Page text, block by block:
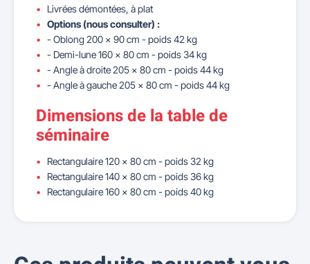
Livrées démontées, à plat
Options (nous consulter) :
- Oblong 200 x 90 cm - poids 42 kg
- Demi-lune 160 x 80 cm - poids 34 kg
- Angle à droite 205 x 80 cm - poids 44 kg
- Angle à gauche 205 x 80 cm - poids 44 kg
Dimensions de la table de
séminaire
Rectangulaire 120 x 80 cm - poids 32 kg
Rectangulaire 140 x 80 cm - poids 36 kg
Rectangulaire 160 x 80 cm - poids 40 kg